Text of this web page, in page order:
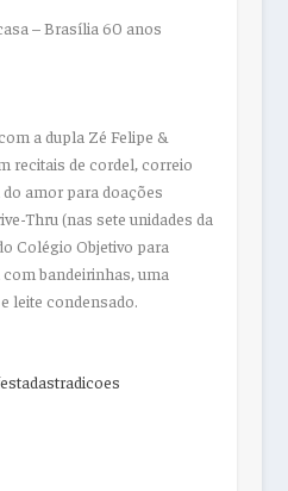
– Brasília 60 anos
a dupla Zé Felipe &
recitais de cordel, correio
amor para doações
Thru (nas sete unidades da
Colégio Objetivo para
bandeirinhas, uma
leite condensado.